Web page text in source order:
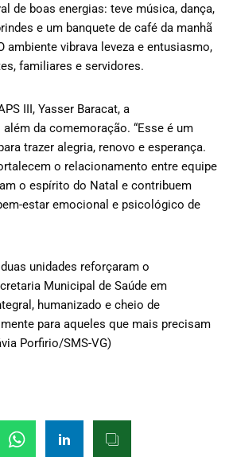
de boas energias: teve música, dança,
e um banquete de café da manhã
ambiente vibrava leveza e entusiasmo,
familiares e servidores.
III, Yasser Baracat, a
da comemoração. “Esse é um
trazer alegria, renovo e esperança.
o relacionamento entre equipe
o espírito do Natal e contribuem
estar emocional e psicológico de
unidades reforçaram o
Municipal de Saúde em
humanizado e cheio de
para aqueles que mais precisam
Porfirio/SMS-VG)